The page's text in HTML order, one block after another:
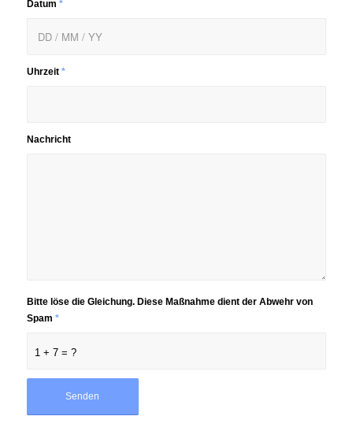
Datum *
Uhrzeit *
Nachricht
1 + 7 = ?
Bitte löse die Gleichung. Diese Maßnahme dient der Abwehr von
Spam *